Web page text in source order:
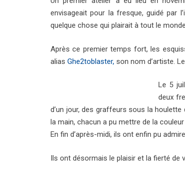
envisageait pour la fresque, guidé par
quelque chose qui plairait à tout le
Après ce premier temps fort, les
alias Ghe2toblaster, son nom d’artiste.
Le 5
deux
d’un jour, des graffeurs sous la
la main, chacun a pu mettre de la
En fin d’après-midi, ils ont enfin pu
Ils ont désormais le plaisir et la fierté de